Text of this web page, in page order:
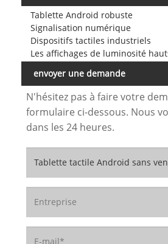
Tablette Android robuste
Signalisation numérique
Dispositifs tactiles industriels
Les affichages de luminosité
envoyer une demande
N'hésitez pas à faire votre
formulaire ci-dessous. Nous
dans les 24 heures.